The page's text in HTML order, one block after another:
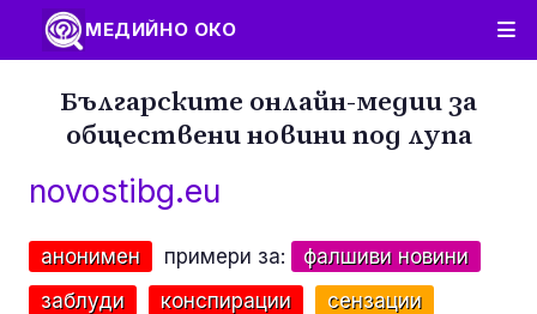
МЕДИЙНО ОКО
Българските онлайн-медии за
обществени новини под лупа
novostibg.eu
анонимен примери за:
фалшиви новини
заблуди
конспирации сензации